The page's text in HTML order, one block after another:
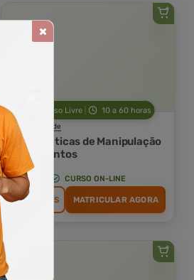
Curso Livre 10 a 60 horas
Curso Grátis de
Boas Práticas de Manipulação
de Alimentos
CURSO ON-LINE
DETALHES MATRICULAR AGORA